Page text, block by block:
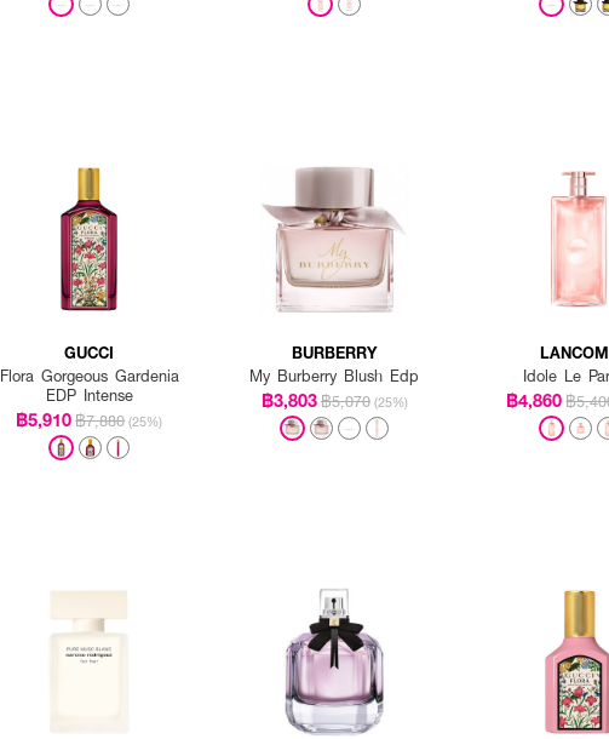
GUCCI
Flora Gorgeous Gardenia
EDP Intense
฿5,910฿7,880 (25%)
BURBERRY
My Burberry Blush Edp
฿3,803฿5,070 (25%)
Idole Le
฿4,860฿